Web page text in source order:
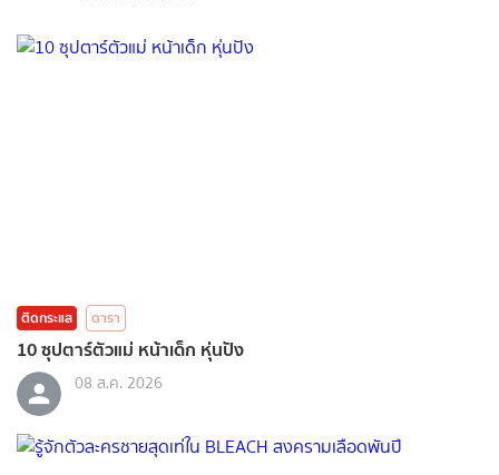
ติดกระแส ดารา
10 ซุปตาร์ตัวแม่ หน้าเด็ก หุ่นปัง
08 ส.ค. 2026